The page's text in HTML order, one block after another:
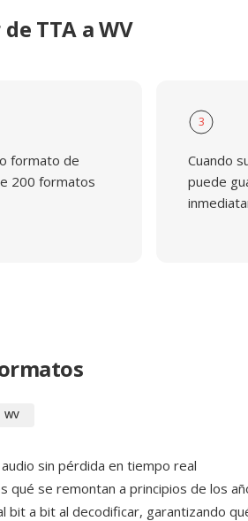
TTA a WV
formato de
200 formatos
3
Cuando
puede
WV
sin pérdida en tiempo real
qué se remontan a principios de los
bit a bit al decodificar, garantizando